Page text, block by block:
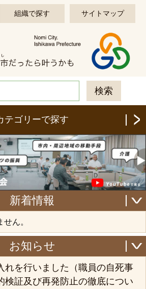
する
組織で探す サイトマップ
テゴリーで探す
新着情報
ん。
お知らせ
れを行いました（職員の自死事
検証及び再発防止の徹底につい